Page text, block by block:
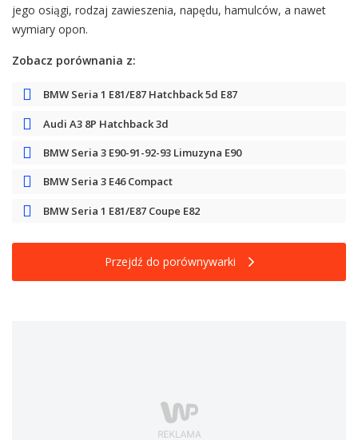
jego osiągi, rodzaj zawieszenia, napędu, hamulców, a nawet
wymiary opon.
Zobacz porównania z:
BMW Seria 1 E81/E87 Hatchback 5d E87
Audi A3 8P Hatchback 3d
BMW Seria 3 E90-91-92-93 Limuzyna E90
BMW Seria 3 E46 Compact
BMW Seria 1 E81/E87 Coupe E82
Przejdź do porównywarki